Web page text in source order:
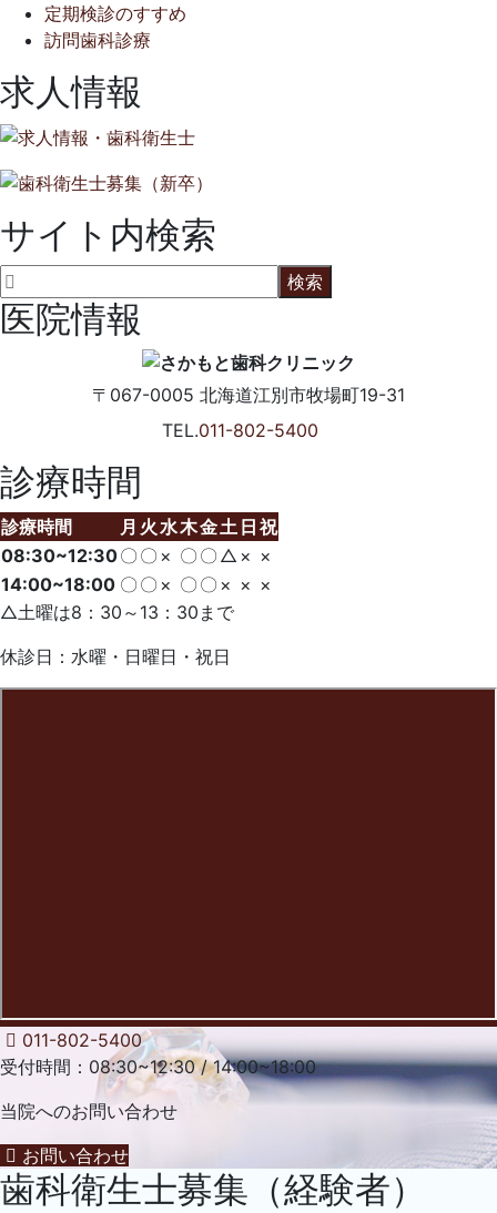
定期検診のすすめ
訪問歯科診療
求人情報
サイト内検索
医院情報
〒067-0005 北海道江別市牧場町19-31
TEL.011-802-5400
診療時間
診療時間 月 火水木金土 日 祝
08:30~12:30〇 〇 × 〇 〇 △ × ×
14:00~18:00 〇 〇 × 〇 〇 × × ×
△土曜は8：30～13：30まで
休診日：水曜・日曜日・祝日
011-802-5400
受付時間：08:30~12:30 / 14:00~18:00
当院へのお問い合わせ
お問い合わせ
歯科衛生士募集（経験者）